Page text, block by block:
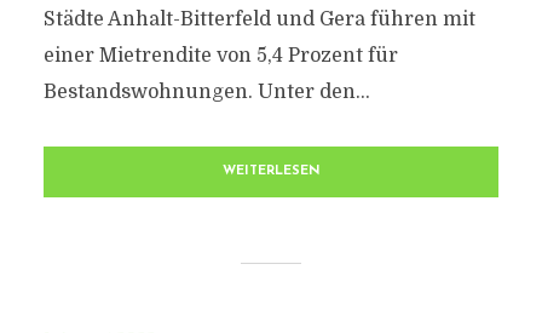
Städte Anhalt-Bitterfeld und Gera führen mit
einer Mietrendite von 5,4 Prozent für
Bestandswohnungen. Unter den...
WEITERLESEN